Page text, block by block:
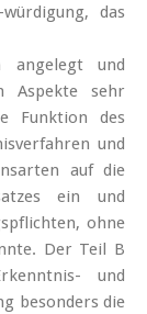
das
angelegt und
Aspekte sehr
Funktion des
und
auf die
ein und
ohne
Der Teil B
und
besonders die